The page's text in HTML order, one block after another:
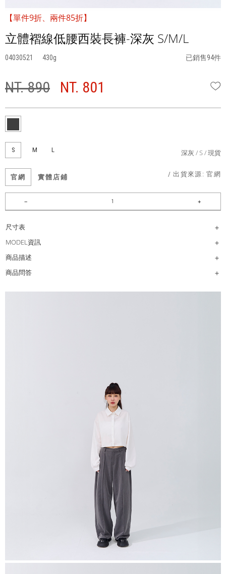
【單件9折、兩件85折】
立體褶線低腰西裝長褲-深灰 S/M/L
04030521 430 已銷售94件
NT. 890 NT. 801
S M L 深灰 S 現貨
官網 實體店鋪 / 出貨來源:官網
尺寸表
MODEL資訊
商品描述
商品問答